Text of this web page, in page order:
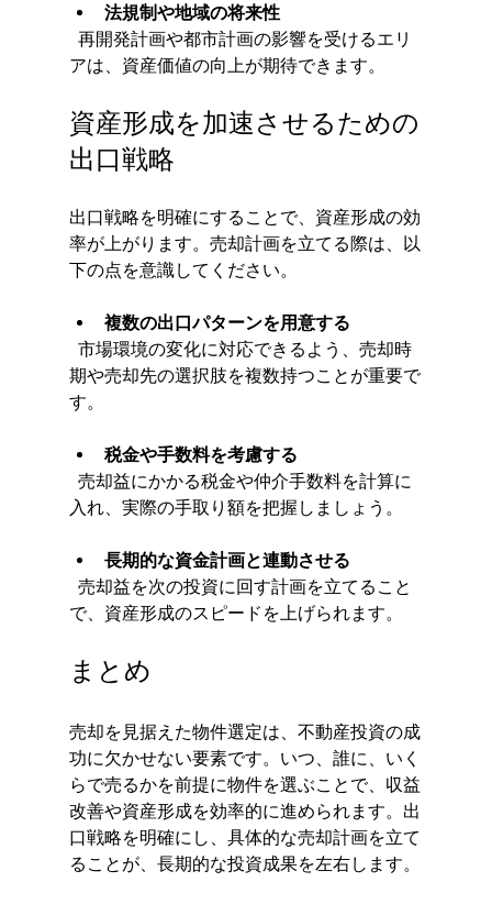
法規制や地域の将来性
アは、資産価値の向上が期待できます。
資産形成を加速させるための
出口戦略
出口戦略を明確にすることで、資産形成の効
率が上がります。売却計画を立てる際は、以
下の点を意識してください。
複数の出口パターンを用意する
期や売却先の選択肢を複数持つことが重要で
す。
税金や手数料を考慮する
入れ、実際の手取り額を把握しましょう。
長期的な資金計画と連動させる
で、資産形成のスピードを上げられます。
まとめ
売却を見据えた物件選定は、不動産投資の成
功に欠かせない要素です。いつ、誰に、いく
らで売るかを前提に物件を選ぶことで、収益
改善や資産形成を効率的に進められます。出
口戦略を明確にし、具体的な売却計画を立て
ることが、長期的な投資成果を左右します。